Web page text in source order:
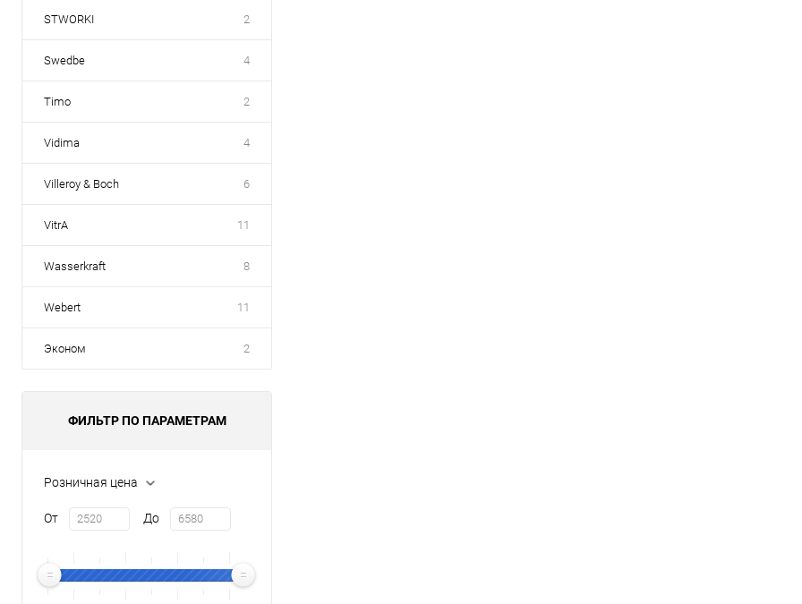
STWORKI 2
Swedbe 4
Timo 2
Vidima 4
Villeroy & Boch 6
VitrA 11
Wasserkraft 8
Webert 11
Эконом 2
ФИЛЬТР ПО ПАРАМЕТРАМ
Розничная цена
От До